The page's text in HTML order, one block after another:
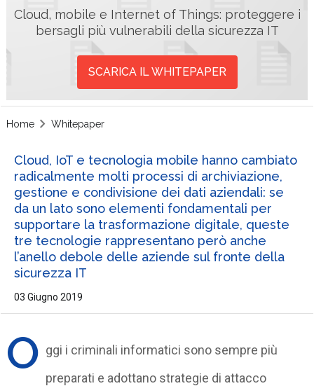
Cloud, mobile e Internet of Things: proteggere i
bersagli più vulnerabili della sicurezza IT
SCARICA IL WHITEPAPER
Home Whitepaper
Cloud, IoT e tecnologia mobile hanno cambiato
radicalmente molti processi di archiviazione,
gestione e condivisione dei dati aziendali: se
da un lato sono elementi fondamentali per
supportare la trasformazione digitale, queste
tre tecnologie rappresentano però anche
l’anello debole delle aziende sul fronte della
sicurezza IT
03 Giugno 2019
O ggi i criminali informatici sono sempre più
preparati e adottano strategie di attacco